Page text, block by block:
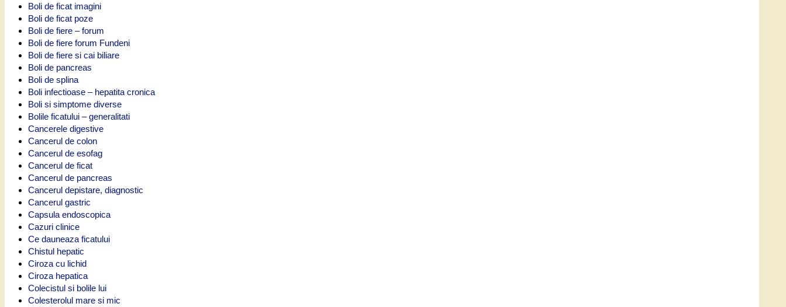
Boli de ficat imagini
Boli de ficat poze
Boli de fiere – forum
Boli de fiere forum Fundeni
Boli de fiere si cai biliare
Boli de pancreas
Boli de splina
Boli infectioase – hepatita cronica
Boli si simptome diverse
Bolile ficatului – generalitati
Cancerele digestive
Cancerul de colon
Cancerul de esofag
Cancerul de ficat
Cancerul de pancreas
Cancerul depistare, diagnostic
Cancerul gastric
Capsula endoscopica
Cazuri clinice
Ce dauneaza ficatului
Chistul hepatic
Ciroza cu lichid
Ciroza hepatica
Colecistul si bolile lui
Colesterolul mare si mic